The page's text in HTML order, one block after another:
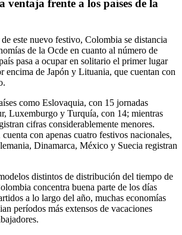
ventaja frente a los países de la
este nuevo festivo, Colombia se distancia
de la Ocde en cuanto al número de
pasa a ocupar en solitario el primer lugar
encima de Japón y Lituania, que cuentan con
como Eslovaquia, con 15 jornadas
Luxemburgo y Turquía, con 14; mientras
cifras considerablemente menores.
con apenas cuatro festivos nacionales,
Dinamarca, México y Suecia registran
distintos de distribución del tiempo de
concentra buena parte de los días
a lo largo del año, muchas economías
períodos más extensos de vacaciones